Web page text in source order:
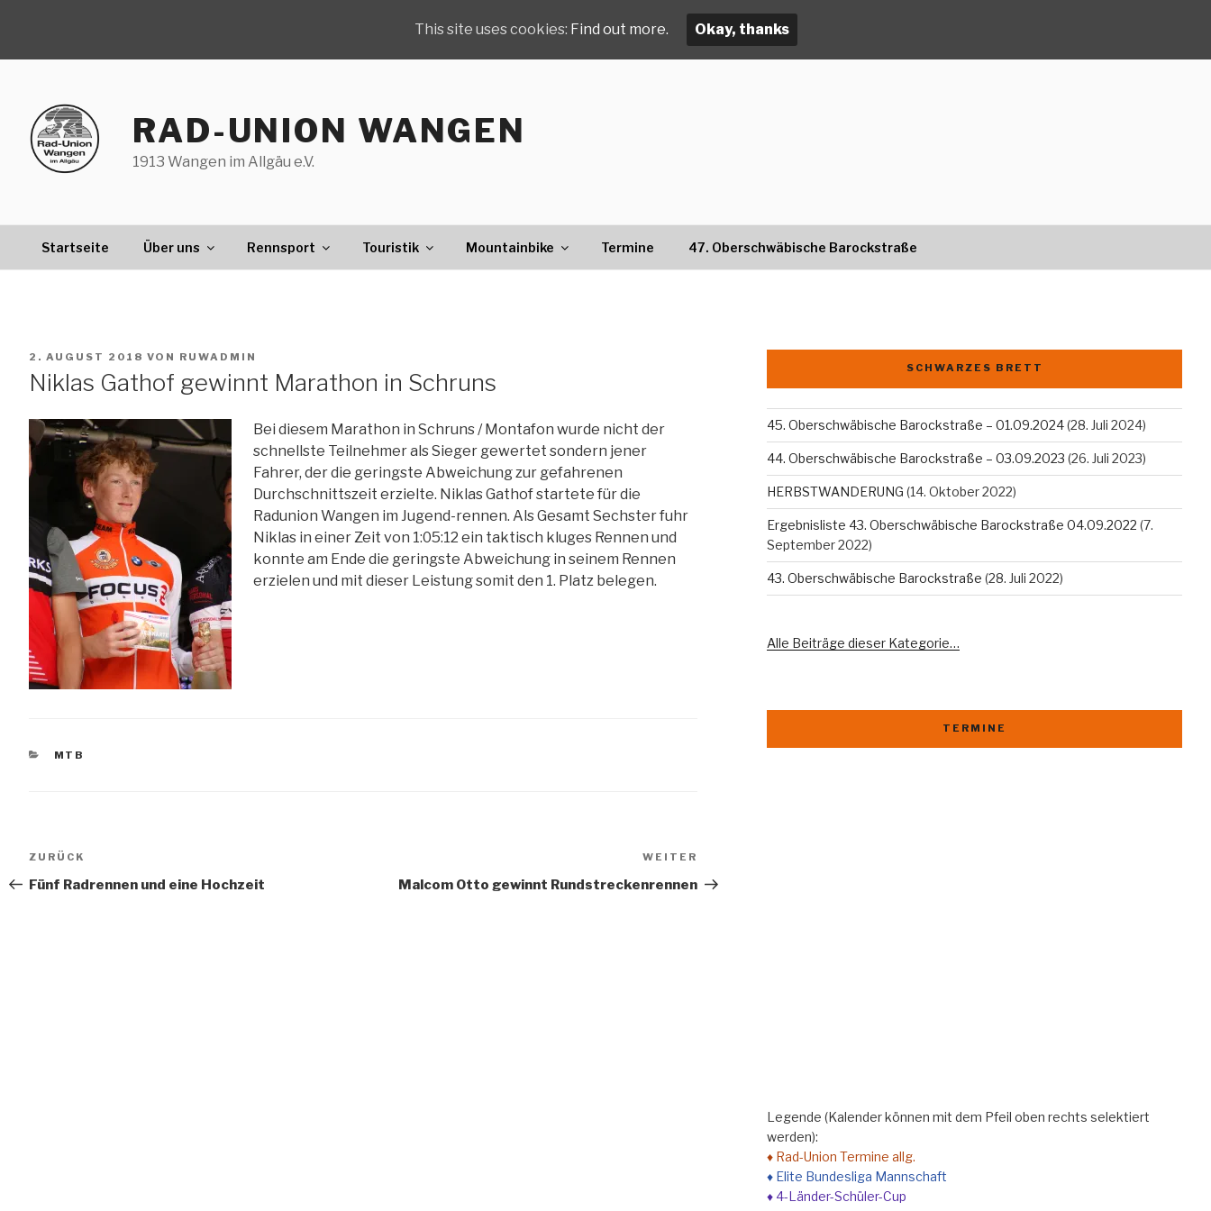
springen
RAD-UNION WANGEN
1913 Wangen im Allgäu e.V.
Startseite Über uns Rennsport Touristik Mountainbike Termine 47. Oberschwäbische Barockstraße
VERÖFFENTLICHT
2. AUGUST 2018 VON RUWADMIN
Niklas Gathof gewinnt Marathon in Schruns
Bei diesem Marathon in Schruns / Montafon wurde nicht der
schnellste Teilnehmer als Sieger gewertet sondern jener
Fahrer, der die geringste Abweichung zur gefahrenen
Durchschnittszeit erzielte. Niklas Gathof startete für die
Radunion Wangen im Jugend-rennen. Als Gesamt Sechster fuhr
Niklas in einer Zeit von 1:05:12 ein taktisch kluges Rennen und
konnte am Ende die geringste Abweichung in seinem Rennen
erzielen und mit dieser Leistung somit den 1. Platz belegen.
KATEGORIEN
MTB
Beitragsnavigation
Vorheriger
Beitrag
ZURÜCK
Fünf Radrennen und eine Hochzeit
Beitrag
WEITER
Malcom Otto gewinnt Rundstreckenrennen
SCHWARZES BRETT
45. Oberschwäbische Barockstraße – 01.09.2024(28. Juli 2024)
44. Oberschwäbische Barockstraße – 03.09.2023 (26. Juli 2023)
HERBSTWANDERUNG (14. Oktober 2022)
Ergebnisliste 43. Oberschwäbische Barockstraße 04.09.2022 (7.
September 2022)
43. Oberschwäbische Barockstraße (28. Juli 2022)
Alle Beiträge dieser Kategorie…
TERMINE
Legende (Kalender können mit dem Pfeil oben rechts selektiert
werden):
♦ Rad-Union Termine allg.
♦ Elite Bundesliga Mannschaft
♦ 4-Länder-Schüler-Cup
This site uses cookies: Find out more. Okay, thanks